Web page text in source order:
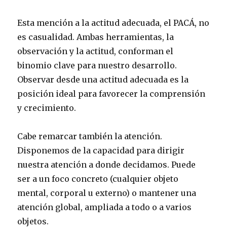
Esta mención a la actitud adecuada, el PACÁ, no
es casualidad. Ambas herramientas, la
observación y la actitud, conforman el
binomio clave para nuestro desarrollo.
Observar desde una actitud adecuada es la
posición ideal para favorecer la comprensión
y crecimiento.
Cabe remarcar también la atención.
Disponemos de la capacidad para dirigir
nuestra atención a donde decidamos. Puede
ser a un foco concreto (cualquier objeto
mental, corporal u externo) o mantener una
atención global, ampliada a todo o a varios
objetos.